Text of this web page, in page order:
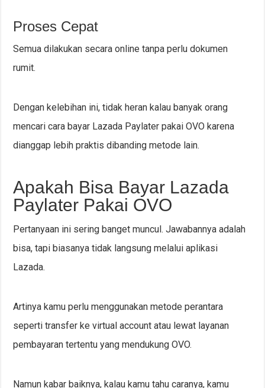
Proses Cepat
Semua dilakukan secara online tanpa perlu dokumen
rumit.
Dengan kelebihan ini, tidak heran kalau banyak orang
mencari cara bayar Lazada Paylater pakai OVO karena
dianggap lebih praktis dibanding metode lain.
Apakah Bisa Bayar Lazada
Paylater Pakai OVO
Pertanyaan ini sering banget muncul. Jawabannya adalah
bisa, tapi biasanya tidak langsung melalui aplikasi
Lazada.
Artinya kamu perlu menggunakan metode perantara
seperti transfer ke virtual account atau lewat layanan
pembayaran tertentu yang mendukung OVO.
Namun kabar baiknya, kalau kamu tahu caranya, kamu